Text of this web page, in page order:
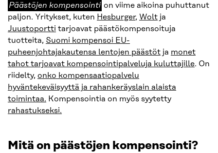
Päästöjen
kompensointi
Päästöjen kompensointi on viime aikoina puhuttanut
paljon. Yritykset, kuten Hesburger, Wolt ja
Juustoportti tarjoavat päästökompensoituja
tuotteita, Suomi kompensoi EU-
puheenjohtajakautensa lentojen päästöt ja monet
tahot tarjoavat kompensointipalveluja kuluttajille. On
riidelty, onko kompensaatiopalvelu
hyväntekeväisyyttä ja rahankeräyslain alaista
toimintaa. Kompensointia on myös syytetty
rahastukseksi.
Mitä on päästöjen kompensointi?